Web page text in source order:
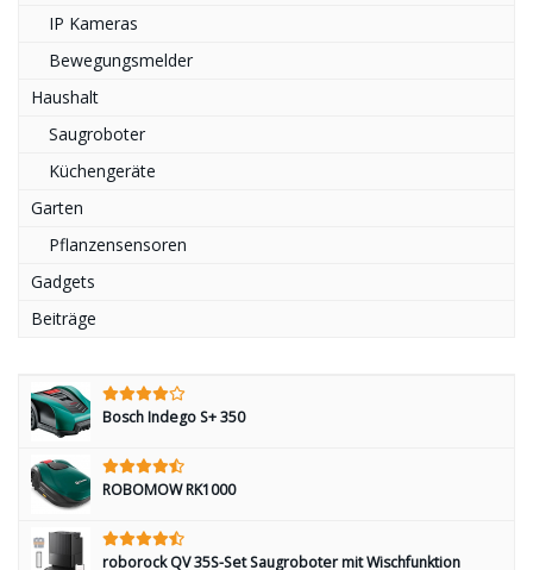
IP Kameras
Bewegungsmelder
Haushalt
Saugroboter
Küchengeräte
Garten
Pflanzensensoren
Gadgets
Beiträge
Bosch Indego S+ 350
ROBOMOW RK1000
roborock QV 35S-Set Saugroboter mit Wischfunktion